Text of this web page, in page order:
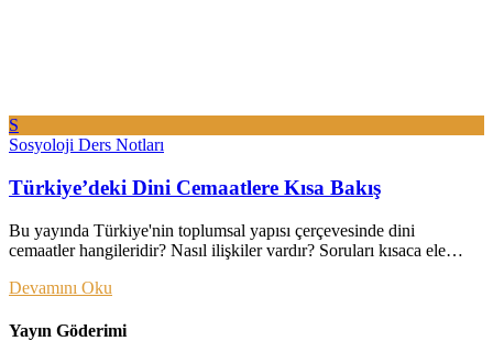
S
Sosyoloji Ders Notları
Türkiye’deki Dini Cemaatlere Kısa Bakış
Bu yayında Türkiye'nin toplumsal yapısı çerçevesinde dini
cemaatler hangileridir? Nasıl ilişkiler vardır? Soruları kısaca ele…
Devamını Oku
Yayın Göderimi